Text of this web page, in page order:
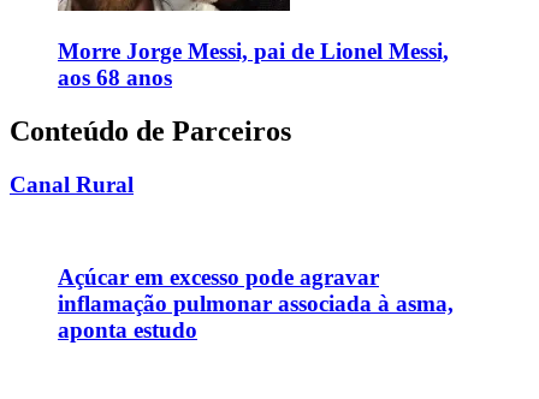
Morre Jorge Messi, pai de Lionel Messi,
aos 68 anos
Conteúdo de Parceiros
Canal Rural
Açúcar em excesso pode agravar
inflamação pulmonar associada à asma,
aponta estudo